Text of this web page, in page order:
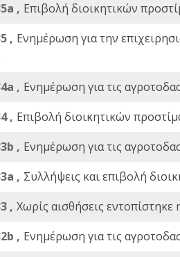
, Eπιβολή διοικητικών
, Ενημέρωση για την
, Ενημέρωση για τις
, Eπιβολή διοικητικών
, Ενημέρωση για τις
, Συλλήψεις και επιβολή
, Χωρίς αισθήσεις
, Ενημέρωση για τις